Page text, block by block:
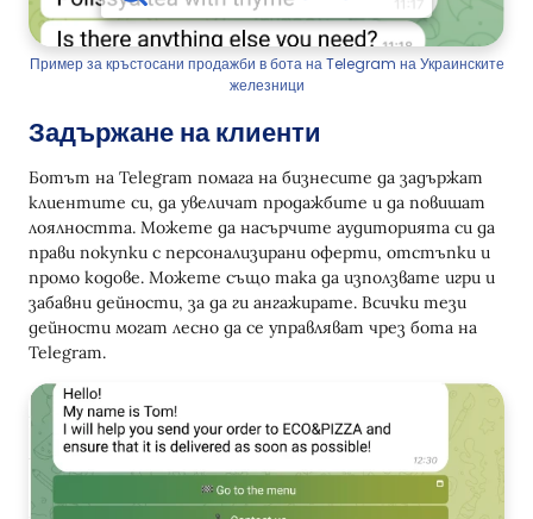
Пример за кръстосани продажби в бота на Telegram на Украинските
железници
Задържане на клиенти
Ботът на Telegram помага на бизнесите да задържат
клиентите си, да увеличат продажбите и да повишат
лоялността. Можете да насърчите аудиторията си да
прави покупки с персонализирани оферти, отстъпки и
промо кодове. Можете също така да използвате игри и
забавни дейности, за да ги ангажирате. Всички тези
дейности могат лесно да се управляват чрез бота на
Telegram.